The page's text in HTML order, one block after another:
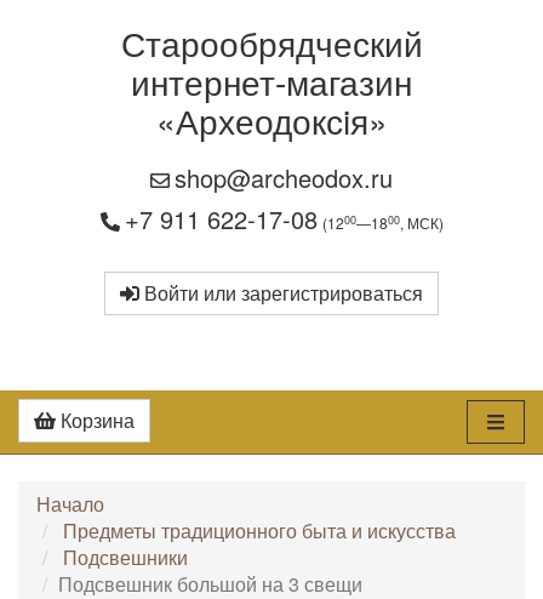
Старообрядческий
интернет-магазин
«Археодоксiя»
shop@archeodox.ru
+7 911 622-17-08 (1200—1800, МСК)
Войти или зарегистрироваться
Корзина
Начало
Предметы традиционного быта и искусства
Подсвешники
Подсвешник большой на 3 свещи